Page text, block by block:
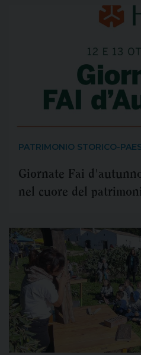
PATRIMONIO STORICO-
Giornate Fai
nel cuore del